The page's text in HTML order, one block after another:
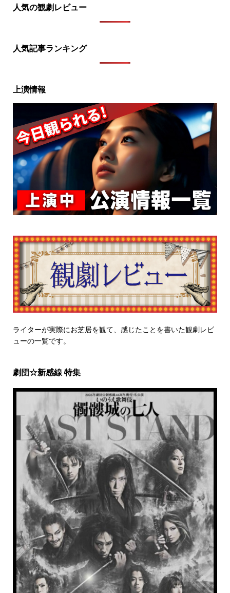
人気の観劇レビュー
人気記事ランキング
上演情報
ライターが実際にお芝居を観て、感じたことを書いた観劇レビ
ューの一覧です。
劇団☆新感線 特集